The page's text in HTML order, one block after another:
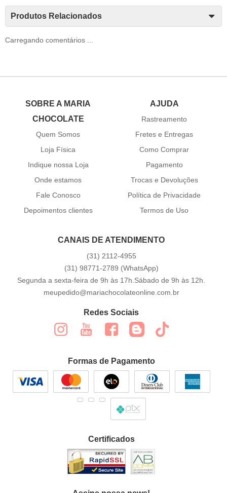
Produtos Relacionados
Carregando comentários ...
SOBRE A MARIA
CHOCOLATE
Quem Somos
Loja Física
Indique nossa Loja
Onde estamos
Fale Conosco
Depoimentos clientes
AJUDA
Rastreamento
Fretes e Entregas
Como Comprar
Pagamento
Trocas e Devoluções
Política de Privacidade
Termos de Uso
CANAIS DE ATENDIMENTO
(31) 2112-4955
(31) 98771-2789 (WhatsApp)
Segunda a sexta-feira de 9h às 17h.Sábado de 9h às 12h.
meupedido@mariachocolateonline.com.br
Redes Sociais
Formas de Pagamento
Certificados